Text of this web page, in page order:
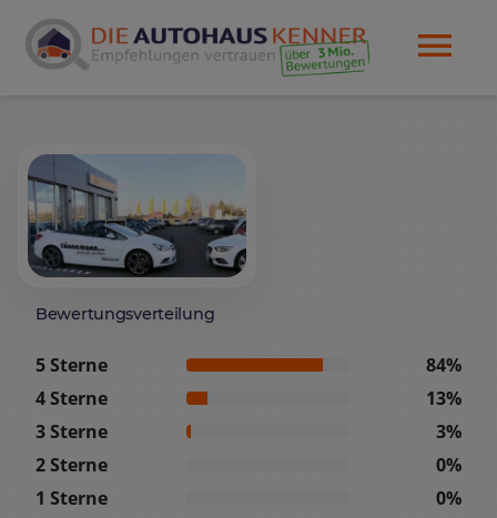
Bewertungsverteilung
5 Sterne
84%
4 Sterne
13%
3 Sterne
3%
2 Sterne
0%
1 Sterne
0%